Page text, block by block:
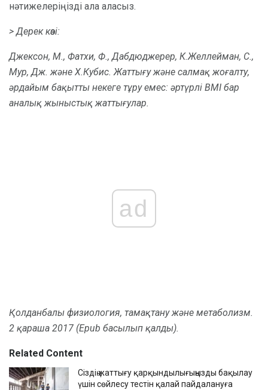
нәтижелеріңізді ала аласыз.
> Дерек көзі:
Джексон, М., Фатхи, Ф., Дабдюджерер, К.Желлейман, С.,
Мур, Дж. және Х.Кубис. Жаттығу және салмақ жоғалту,
әрдайым бақытты некеге тұру емес: әртүрлі BMI бар
аналық жыныстық жаттығулар.
ad
Қолданбалы физиология, тамақтану және метаболизм.
2 қараша 2017 (Epub басылып қалды).
Related Content
Сіздің жаттығу қарқындылығыңызды бақылау
үшін сөйлесу тестін қалай пайдалануға